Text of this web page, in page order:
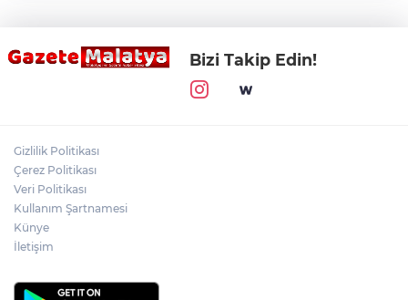
Bizi Takip Edin!
Gizlilik Politikası
Çerez Politikası
Veri Politikası
Kullanım Şartnamesi
Künye
İletişim